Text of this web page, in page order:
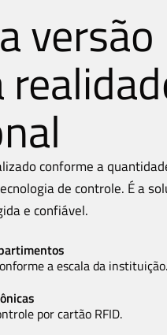
conforme a
de controle. É a
e confiável.
a escala da instituição.
por cartão RFID.